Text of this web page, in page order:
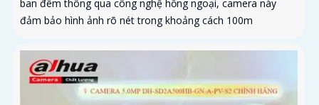
ban đêm thông qua công nghệ hồng ngoại, camera này
đảm bảo hình ảnh rõ nét trong khoảng cách 100m